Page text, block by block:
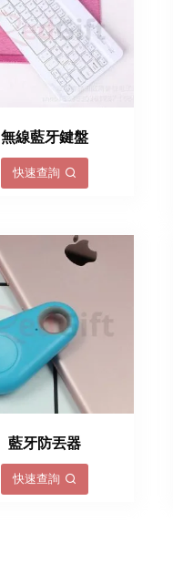
無線藍牙鍵盤
快速查詢
藍牙防丟器
快速查詢